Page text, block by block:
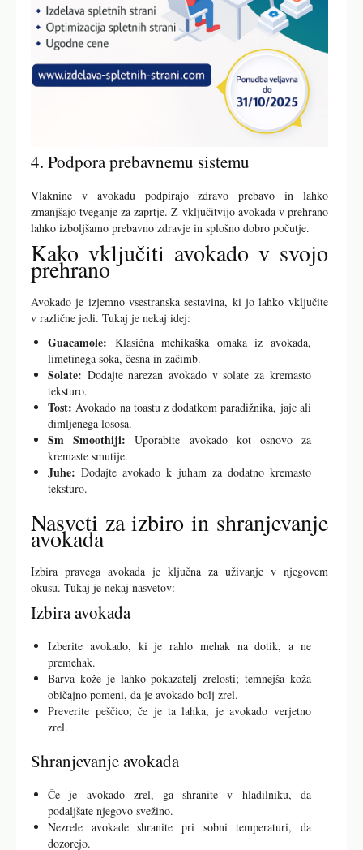
4. Podpora prebavnemu sistemu
Vlaknine v avokadu podpirajo zdravo prebavo in lahko
zmanjšajo tveganje za zaprtje. Z vključitvijo avokada v prehrano
lahko izboljšamo prebavno zdravje in splošno dobro počutje.
Kako vključiti avokado v svojo
prehrano
Avokado je izjemno vsestranska sestavina, ki jo lahko vključite
v različne jedi. Tukaj je nekaj idej:
Guacamole: Klasična mehikaška omaka iz avokada,
limetinega soka, česna in začimb.
Solate: Dodajte narezan avokado v solate za kremasto
teksturo.
Tost: Avokado na toastu z dodatkom paradižnika, jajc ali
dimljenega lososa.
Sm Smoothiji: Uporabite avokado kot osnovo za
kremaste smutije.
Juhe: Dodajte avokado k juham za dodatno kremasto
teksturo.
Nasveti za izbiro in shranjevanje
avokada
Izbira pravega avokada je ključna za uživanje v njegovem
okusu. Tukaj je nekaj nasvetov:
Izbira avokada
Izberite avokado, ki je rahlo mehak na dotik, a ne
premehak.
Barva kože je lahko pokazatelj zrelosti; temnejša koža
običajno pomeni, da je avokado bolj zrel.
Preverite peščico; če je ta lahka, je avokado verjetno
zrel.
Shranjevanje avokada
Če je avokado zrel, ga shranite v hladilniku, da
podaljšate njegovo svežino.
Nezrele avokade shranite pri sobni temperaturi, da
dozorejo.